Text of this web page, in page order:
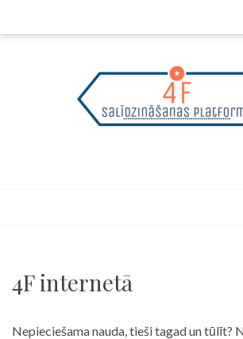
4F internetā
Nepieciešama nauda, tieši tagad un tūlīt?